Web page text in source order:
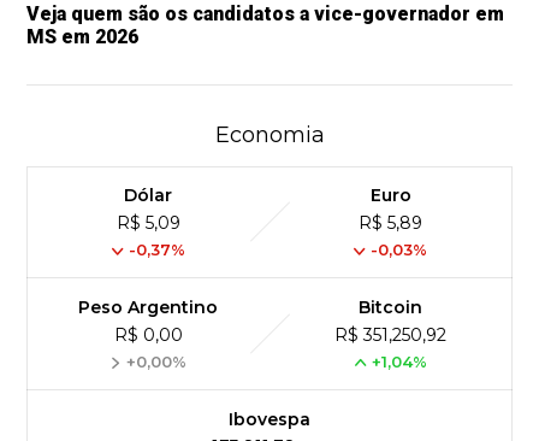
Veja quem são os candidatos a vice-governador em
MS em 2026
Economia
Dólar
R$ 5,09
-0,37%
Euro
R$ 5,89
-0,03%
Peso Argentino
R$ 0,00
+0,00%
Bitcoin
R$ 351,250,92
+1,04%
Ibovespa